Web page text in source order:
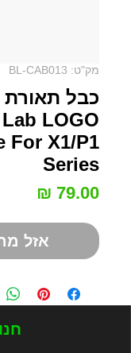
מק"ט: BL-CAB013
כבל תאורת
LOGO
For X1/P1
Series
אזל